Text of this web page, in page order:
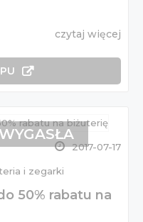
czytaj więcej
2017-07-17
i zegarki
50% rabatu na